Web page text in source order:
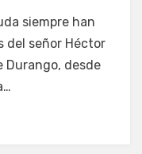
siempre han
del señor Héctor
Durango, desde